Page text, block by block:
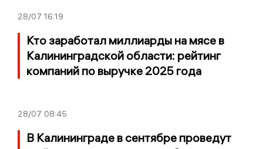
28/07 16:19
Кто заработал миллиарды на мясе в
Калининградской области: рейтинг
компаний по выручке 2025 года
28/07 08:45
В Калининграде в сентябре проведут